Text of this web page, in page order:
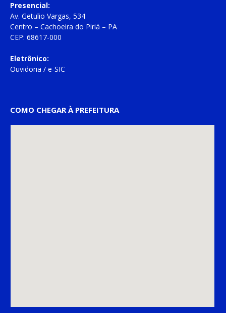
Presencial:
Av. Getulio Vargas, 534
Centro – Cachoeira do Piriá – PA
CEP: 68617-000
Eletrônico:
Ouvidoria / e-SIC
COMO CHEGAR À PREFEITURA